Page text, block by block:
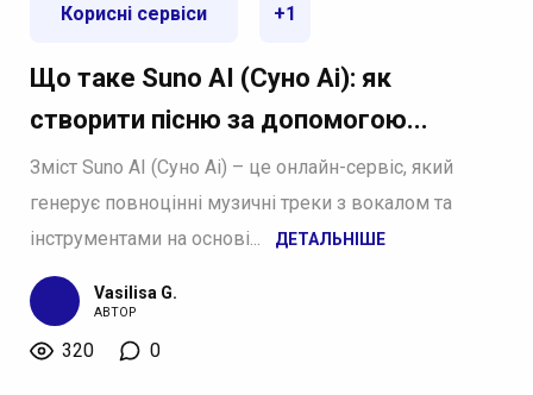
Корисні сервіси +1
Що таке Suno AI (Суно Аі): як
створити пісню за допомогою...
Зміст Suno AI (Суно Аі) – це онлайн-сервіс, який
генерує повноцінні музичні треки з вокалом та
інструментами на основі...
ДЕТАЛЬНІШЕ
Vasilisa G.
АВТОР
320 0